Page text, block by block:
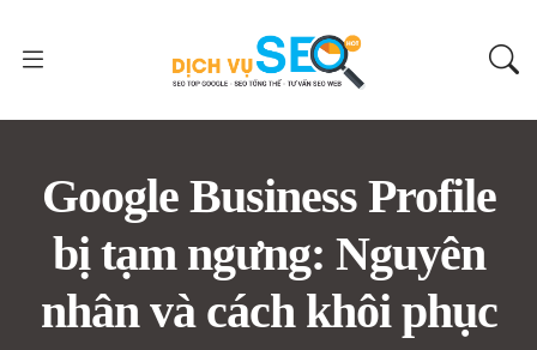
Google Business Profile
bị tạm ngưng: Nguyên
nhân và cách khôi phục